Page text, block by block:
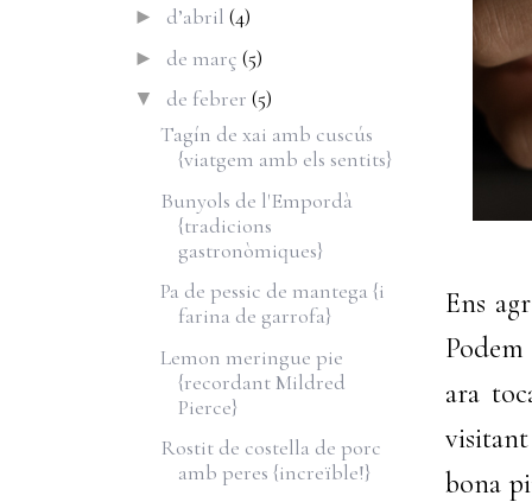
Ens
ara
bona
► d’abril (4)
► de març (5)
▼ de febrer (5)
Tagín de xai amb cuscús
{viatgem amb els sentits}
Bunyols de l'Empordà
{tradicions
gastronòmiques}
Pa de pessic de mantega {i
farina de garrofa}
Lemon meringue pie
{recordant Mildred
Pierce}
Rostit de costella de porc
amb peres {increïble!}